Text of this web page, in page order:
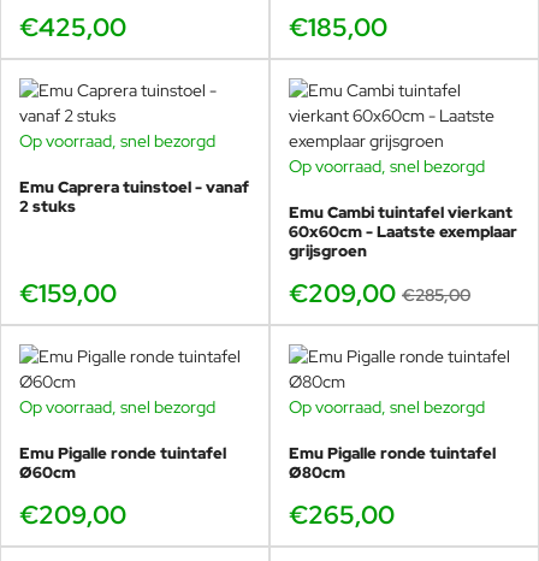
en4 personen kan
als je compacter dekt. Voor horeca is
Ø80cm daardoor een slimme tafel: compact, maar niet
benauwd.
2 personen: ruim dineren
3 personen: ideaal voor lunch en borrel
4 personen: krap bij diner, prima voor koffie
Vast versus opklapbaar binnen
Pigalle
Belangrijk verschil binnen de Pigalle tafelserie:
Ø80cm zijn vaste ronde tafels
(niet inklapbaar) voor
maximale stabiliteit en een strak, rustig beeld. De grotere
Pigalle tafels zijn juistopklapbaar, ideaal voor flexibele
opstellingen en opslag in de horeca.
Alle Pigalle tafelafmetingen in één
€425,00 €185,00
Op voorraad, snel bezorgd
Emu Caprera tuinstoel - vanaf
2 stuks
€159,00
-27%
Op voorraad, snel bezorgd
Emu Cambi tuintafel vierkant
60x60cm - Laatste exemplaar
grijsgroen
€209,00 €285,00
Op voorraad, snel bezorgd
Emu Pigalle ronde tuintafel
Ø60cm
€209,00
Op voorraad, snel bezorgd
Emu Pigalle ronde tuintafel
Ø80cm
€265,00